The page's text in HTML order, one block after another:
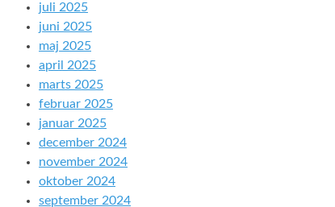
juli 2025
juni 2025
maj 2025
april 2025
marts 2025
februar 2025
januar 2025
december 2024
november 2024
oktober 2024
september 2024